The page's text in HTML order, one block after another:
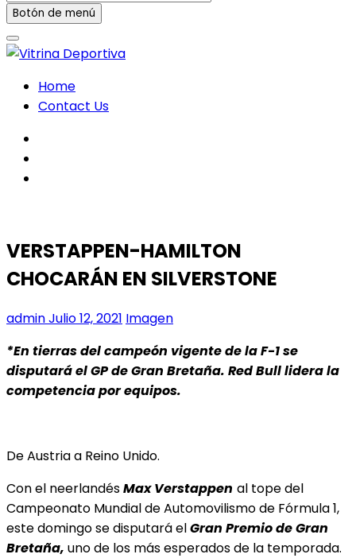
…Botón de menú
Home
Contact Us
VERSTAPPEN-HAMILTON
CHOCARÁN EN SILVERSTONE
adminJulio 12, 2021 Imagen
*En tierras del campeón vigente de la F-1 se
disputará el GP de Gran Bretaña. Red Bull lidera la
competencia por equipos.
De Austria a Reino Unido.
Con el neerlandésMax Verstappen al tope del
Campeonato Mundial de Automovilismo de Fórmula 1,
este domingo se disputará elGran Premio de Gran
Bretaña, uno de los más esperados de la temporada.